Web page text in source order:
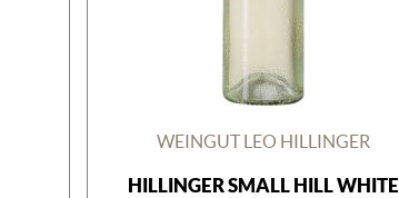
WEINGUT LEO HILLINGER
HILLINGER SMALL HILL WHITE